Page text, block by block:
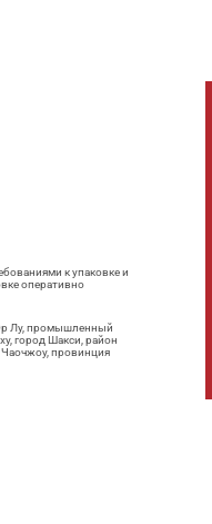
к упаковке и
оперативно
Лу, промышленный
город Шакси, район
Чаочжоу, провинция